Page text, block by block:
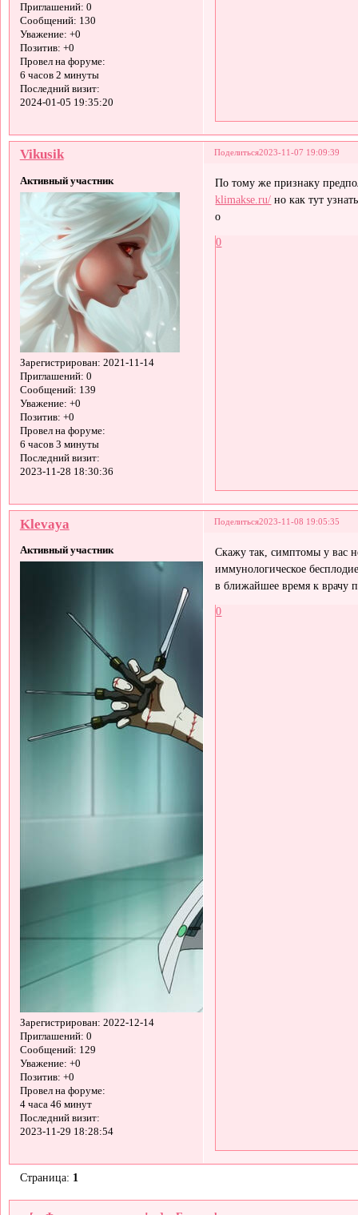
Приглашений: 0
Сообщений: 130
Уважение: +0
Позитив: +0
Провел на форуме:
6 часов 2 минуты
Последний визит:
2024-01-05 19:35:20
Поделиться2023-11-07 19:09:39
Vikusik
Активный участник
Зарегистрирован: 2021-11-14
Приглашений: 0
Сообщений: 139
Уважение: +0
Позитив: +0
Провел на форуме:
6 часов 3 минуты
Последний визит:
2023-11-28 18:30:36
По тому же признаку
klimakse.ru/ но как тут
о
0
Поделиться2023-11-08 19:05:35
Klevaya
Активный участник
Зарегистрирован: 2022-12-14
Приглашений: 0
Сообщений: 129
Уважение: +0
Позитив: +0
Провел на форуме:
4 часа 46 минут
Последний визит:
2023-11-29 18:28:54
Скажу так, симптомы у вас
иммунологическое
в ближайшее время к врачу
0
Страница: 1